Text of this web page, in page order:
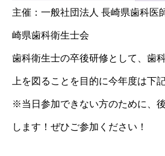
主催：一般社団法人 長崎県歯科医
崎県歯科衛生士会
歯科衛生士の卒後研修として、歯
上を図ることを目的に今年度は下
※当日参加できない方のために、
します！ぜひご参加ください！